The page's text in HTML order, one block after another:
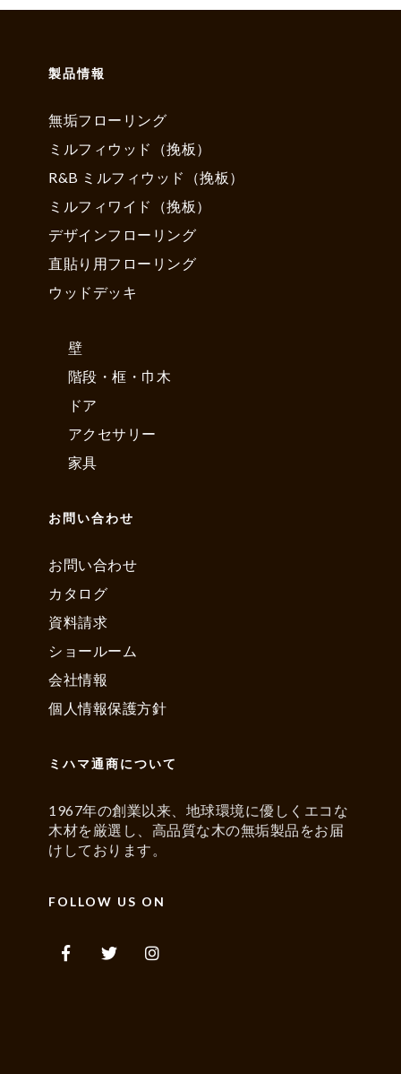
製品情報
無垢フローリング
ミルフィウッド（挽板）
R&B ミルフィウッド（挽板）
ミルフィワイド（挽板）
デザインフローリング
直貼り用フローリング
ウッドデッキ
壁
階段・框・巾木
ドア
アクセサリー
家具
お問い合わせ
お問い合わせ
カタログ
資料請求
ショールーム
会社情報
個人情報保護方針
ミハマ通商について
1967年の創業以来、地球環境に優しくエコな
木材を厳選し、高品質な木の無垢製品をお届
けしております。
FOLLOW US ON